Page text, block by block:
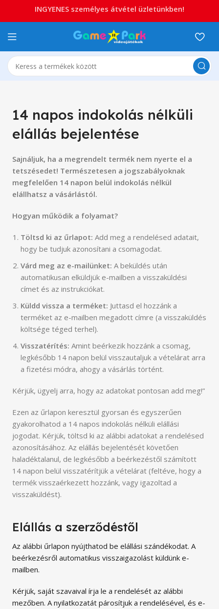
14 napos indokolás nélküli
elállás bejelentése
Sajnáljuk, ha a megrendelt termék nem nyerte el a
tetszésedet! Természetesen a jogszabályoknak
megfelelően 14 napon belül indokolás nélkül
elállhatsz a vásárlástól.
Hogyan működik a folyamat?
Töltsd ki az űrlapot: Add meg a rendelésed adatait,
hogy be tudjuk azonosítani a csomagodat.
Várd meg az e-mailünket: A beküldés után
automatikusan elküldjük e-mailben a visszaküldési
címet és az instrukciókat.
Küldd vissza a terméket: Juttasd el hozzánk a
terméket az e-mailben megadott címre (a visszaküldés
költsége téged terhel).
Visszatérítés: Amint beérkezik hozzánk a csomag,
legkésőbb 14 napon belül visszautaljuk a vételárat arra
a fizetési módra, ahogy a vásárlás történt.
Kérjük, ügyelj arra, hogy az adatokat pontosan add meg!”
Köszönjük szépen az üzenetet, amelyet továbbítottunk.
Ezen az űrlapon keresztül gyorsan és egyszerűen
gyakorolhatod a 14 napos indokolás nélküli elállási
jogodat. Kérjük, töltsd ki az alábbi adatokat a rendelésed
azonosításához. Az elállás bejelentését követően
haladéktalanul, de legkésőbb a beérkezéstől számított
14 napon belül visszatérítjük a vételárat (feltéve, hogy a
termék visszaérkezett hozzánk, vagy igazoltad a
visszaküldést).
Elállás a szerződéstől
Az alábbi űrlapon nyújthatod be elállási szándékodat. A
beérkezésről automatikus visszaigazolást küldünk e-
mailben.
Kérjük, saját szavaival írja le a rendelését az alábbi
mezőben. A nyilatkozatát párosítjuk a rendelésével, és e-
INGYENES személyes átvétel üzletünkben!